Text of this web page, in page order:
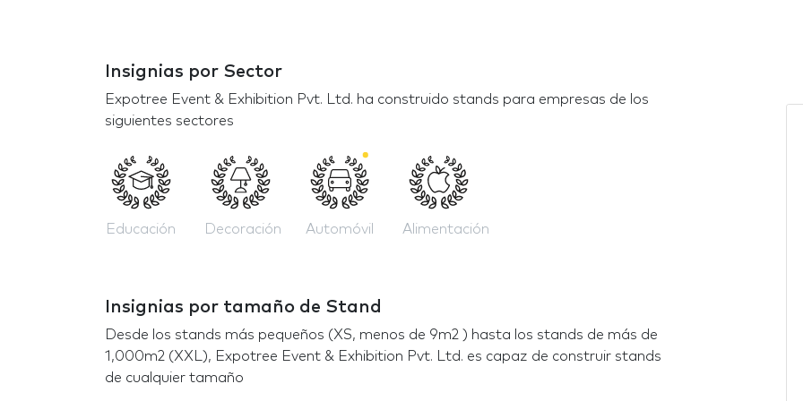
Insignias por Sector
Expotree Event & Exhibition Pvt. Ltd. ha construido stands para empresas de los
siguientes sectores
Educación Decoración Automóvil Alimentación
Insignias por tamaño de Stand
Desde los stands más pequeños (XS, menos de 9m2 ) hasta los stands de más de
1,000m2 (XXL), Expotree Event & Exhibition Pvt. Ltd. es capaz de construir stands
de cualquier tamaño